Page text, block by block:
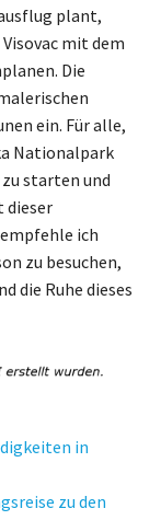
plant,
mit dem
Die
ein. Für alle,
Nationalpark
starten und
dieser
ich
zu besuchen,
die Ruhe dieses
in
zu den